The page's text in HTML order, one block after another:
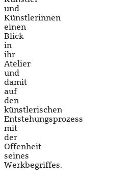
und
Künstlerinnen
einen
Blick
in
ihr
Atelier
und
damit
auf
den
künstlerischen
Entstehungsprozess
mit
der
Offenheit
seines
Werkbegriffes.